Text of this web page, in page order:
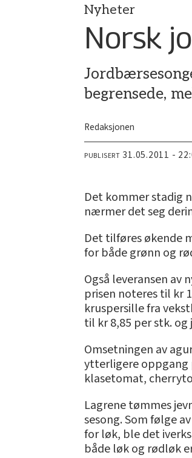
Nyheter
Norsk
begrensede,
Redaksjonen
PUBLISERT 31.05.2011 -
Det kommer stadig
nærmer det seg
Det tilføres økende
for både grønn og
Også leveransen
prisen noteres til kr
kruspersille fra
til kr 8,85 per stk.
Omsetningen av
ytterligere oppgang
klasetomat,
Lagrene tømmes
sesong. Som følge
for løk, ble det
både løk og rødløk